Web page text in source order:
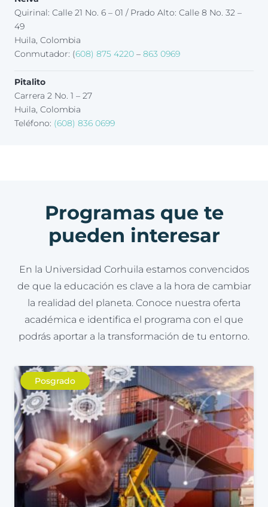
Quirinal: Calle 21 No. 6 – 01 / Prado Alto: Calle 8 No. 32 –
49
Huila, Colombia
Conmutador: (608) 875 4220 – 863 0969
Pitalito
Carrera 2 No. 1 – 27
Huila, Colombia
Teléfono: (608) 836 0699
Programas que te
pueden interesar
En la Universidad Corhuila estamos convencidos
de que la educación es clave a la hora de cambiar
la realidad del planeta. Conoce nuestra oferta
académica e identifica el programa con el que
podrás aportar a la transformación de tu entorno.
Posgrado